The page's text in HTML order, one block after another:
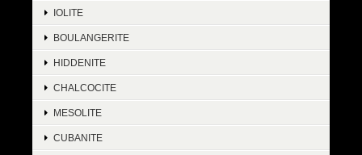
IOLITE
BOULANGERITE
HIDDENITE
CHALCOCITE
MESOLITE
CUBANITE